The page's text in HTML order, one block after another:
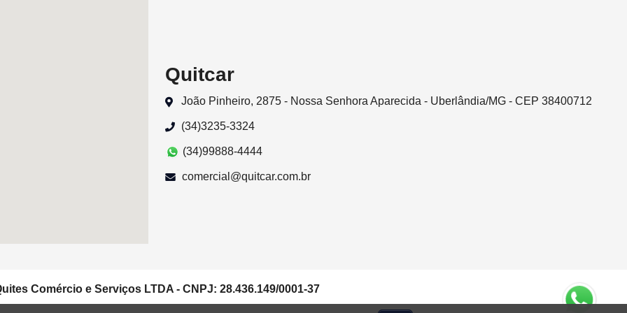
Quitcar
João Pinheiro, 2875 - Nossa Senhora Aparecida - Uberlândia/MG - CEP 38400712
(34)3235-3324
(34)99888-4444
comercial@quitcar.com.br
Comércio e Serviços LTDA - CNPJ: 28.436.149/0001-37